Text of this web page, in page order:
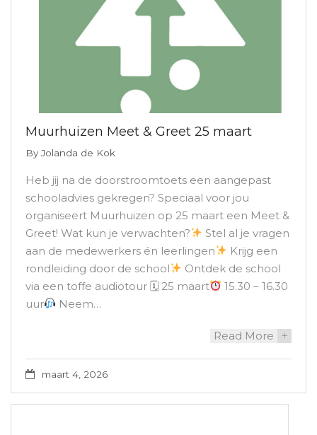
Muurhuizen Meet & Greet 25 maart
By Jolanda de Kok
Heb jij na de doorstroomtoets een aangepast
schooladvies gekregen? Speciaal voor jou
organiseert Muurhuizen op 25 maart een Meet &
Greet! Wat kun je verwachten?
Stel al je vragen
aan de medewerkers én leerlingen
Krijg een
rondleiding door de school
Ontdek de school
via een toffe audiotour 🗓 25 maart
15.30 – 16.30
uur
Neem…
Read More +
maart 4, 2026